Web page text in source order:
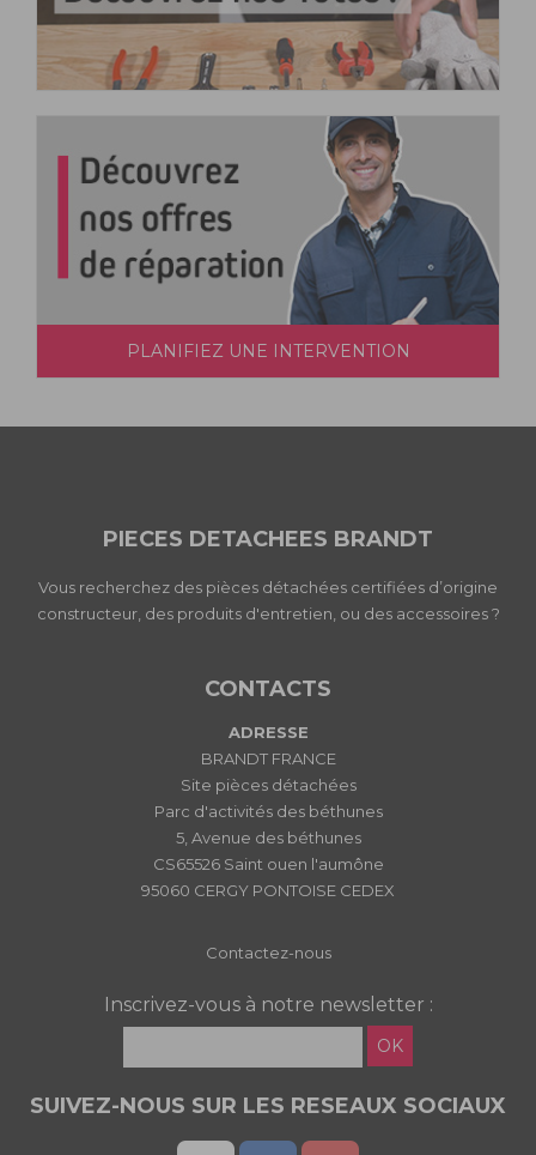
PLANIFIEZ UNE INTERVENTION
PIECES DETACHEES BRANDT
Vous recherchez des pièces détachées certifiées d’origine
constructeur, des produits d'entretien, ou des accessoires ?
CONTACTS
ADRESSE
BRANDT FRANCE
Site pièces détachées
Parc d'activités des béthunes
5, Avenue des béthunes
CS65526 Saint ouen l'aumône
95060 CERGY PONTOISE CEDEX
Contactez-nous
Inscrivez-vous à notre newsletter :
OK
SUIVEZ-NOUS SUR LES RESEAUX SOCIAUX